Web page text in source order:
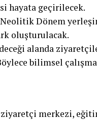
hayata geçirilecek.
Dönem
oluşturulacak.
alanda
bilimsel
merkezi,